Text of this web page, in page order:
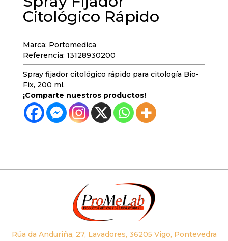
Citológico Rápido
Marca: Portomedica
Referencia: 13128930200
Spray fijador citológico rápido para citología Bio-
Fix, 200 ml.
¡Comparte nuestros productos!
Rúa da Anduriña, 27, Lavadores, 36205 Vigo, Pontevedra